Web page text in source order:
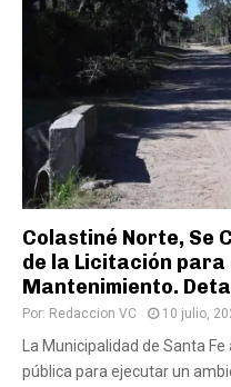
Colastiné Norte, Se
de la Licitación
Mantenimiento.
Por: Redaccion VC 10 julio,
La Municipalidad de Santa
pública para ejecutar un